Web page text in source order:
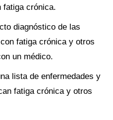
fatiga crónica.
diagnóstico de las
fatiga crónica y otros
un médico.
lista de enfermedades y
fatiga crónica y otros